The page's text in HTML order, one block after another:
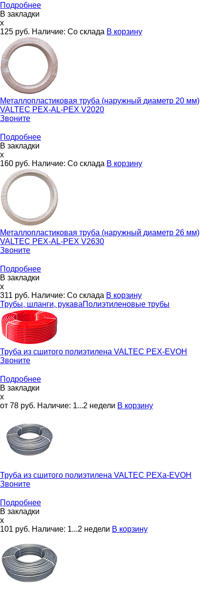
Подробнее
В закладки
x
125 руб. Наличие: Со склада В корзину
Металлопластиковая труба (наружный диаметр 20 мм)
VALTEC PEX-AL-PEX V2020
Звоните
Подробнее
В закладки
x
160 руб. Наличие: Со склада В корзину
Металлопластиковая труба (наружный диаметр 26 мм)
VALTEC PEX-AL-PEX V2630
Звоните
Подробнее
В закладки
x
311 руб. Наличие: Со склада В корзину
Трубы, шланги, рукаваПолиэтиленовые трубы
Труба из сшитого полиэтилена VALTEC PEX-EVOH
Звоните
Подробнее
В закладки
x
от 78 руб. Наличие: 1...2 недели В корзину
Труба из сшитого полиэтилена VALTEC PEXa-EVOH
Звоните
Подробнее
В закладки
x
101 руб. Наличие: 1...2 недели В корзину